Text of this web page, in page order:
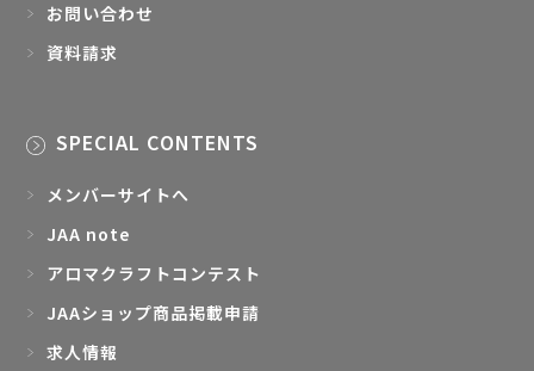
お問い合わせ
資料請求
SPECIAL CONTENTS
メンバーサイトへ
JAA note
アロマクラフトコンテスト
JAAショップ商品掲載申請
求人情報